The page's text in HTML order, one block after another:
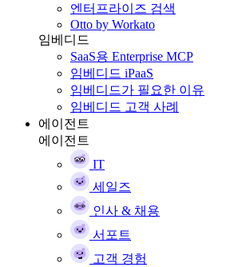
엔터프라이즈 검색
Otto by Workato
임베디드
SaaS용 Enterprise MCP
임베디드 iPaaS
임베디드가 필요한 이유
임베디드 고객 사례
에이전트
에이전트
IT
세일즈
인사 & 채용
서포트
고객 경험